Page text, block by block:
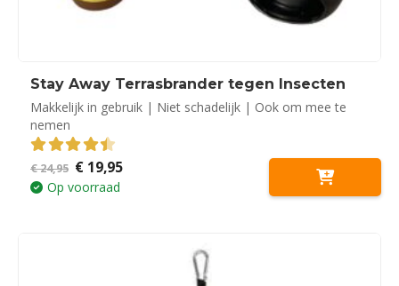
Stay Away Terrasbrander tegen Insecten
Makkelijk in gebruik | Niet schadelijk | Ook om mee te
nemen
4.50 out of 5
€24,95 Oorspronkelijke
prijs
was:
€19,95Huidige
Op voorraad